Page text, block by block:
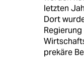
letzten
Dort
prekäre